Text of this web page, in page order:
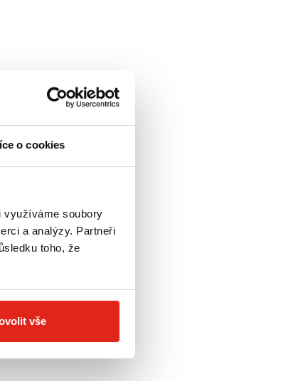
o cookies
využíváme soubory
a analýzy. Partneři
toho, že
vše